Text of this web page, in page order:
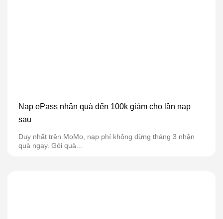
Nạp ePass nhận quà đến 100k giảm cho lần nạp
sau
Duy nhất trên MoMo, nạp phí không dừng tháng 3 nhận
quà ngay. Gói quà...